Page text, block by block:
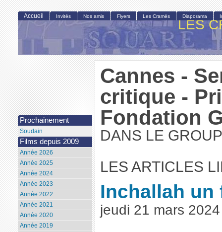
LES
Cannes -
critique -
Fondation
DANS LE
LES ARTICLES
Inchallah un
jeudi 21 mars
Accueil Invités Nos amis Flyers Les Cramés Diaporama
Prochainement
Soudain
Films depuis 2009
Année 2026
Année 2025
Année 2024
Année 2023
Année 2022
Année 2021
Année 2020
Année 2019